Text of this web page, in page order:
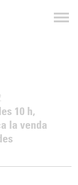
10 h,
la venda